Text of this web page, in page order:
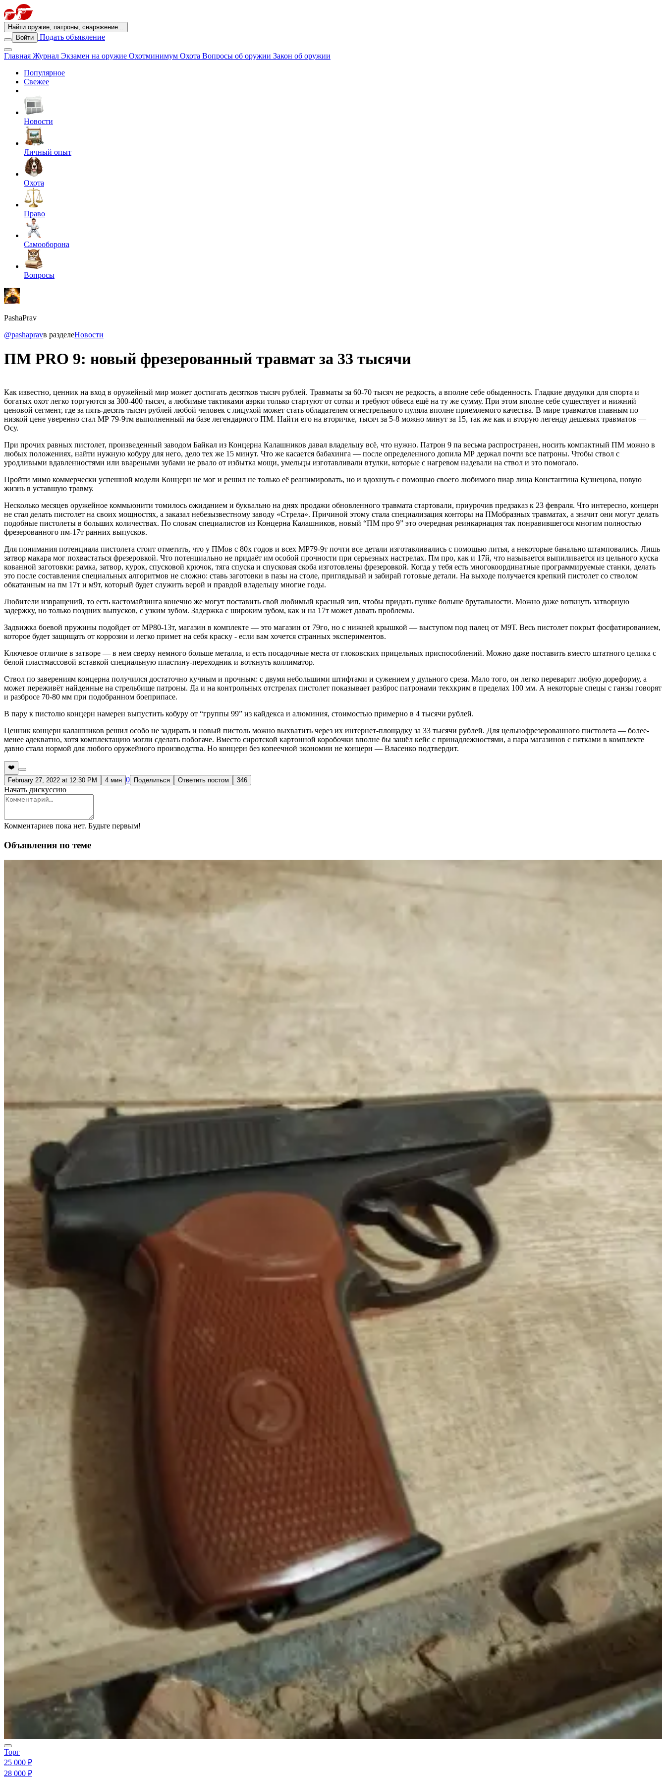
Найти оружие, патроны, снаряжение...
Войти
Подать объявление
Главная Журнал Экзамен на оружие Охотминимум Охота Вопросы об оружии Закон об оружии
Популярное
Свежее
Новости
Личный опыт
Охота
Право
Самооборона
Вопросы
PashaPrav
@pashapravв разделеНовости
ПМ PRO 9: новый фрезерованный травмат за 33 тысячи
Как известно, ценник на вход в оружейный мир может достигать десятков тысяч рублей. Травматы за 60-70 тысяч не редкость, а вполне себе обыденность. Гладкие двудулки для спорта и
богатых охот легко торгуются за 300-400 тысяч, а любимые тактиками аэрки только стартуют от сотки и требуют обвеса ещё на ту же сумму. При этом вполне себе существует и нижний
ценовой сегмент, где за пять-десять тысяч рублей любой человек с лицухой может стать обладателем огнестрельного пуляла вполне приемлемого качества. В мире травматов главным по
низкой цене уверенно стал МР 79-9тм выполненный на базе легендарного ПМ. Найти его на вторичке, тысяч за 5-8 можно минут за 15, так же как и вторую легенду дешевых травматов —
Осу.
При прочих равных пистолет, произведенный заводом Байкал из Концерна Калашников давал владельцу всё, что нужно. Патрон 9 па весьма распространен, носить компактный ПМ можно в
любых положениях, найти нужную кобуру для него, дело тех же 15 минут. Что же касается бабахинга — после определенного допила МР держал почти все патроны. Чтобы ствол с
уродливыми вдавленностями или ввареными зубами не рвало от избытка мощи, умельцы изготавливали втулки, которые с нагревом надевали на ствол и это помогало.
Пройти мимо коммерчески успешной модели Концерн не мог и решил не только её реанимировать, но и вдохнуть с помощью своего любимого пиар лица Константина Кузнецова, новую
жизнь в уставшую травму.
Несколько месяцев оружейное коммьюнити томилось ожиданием и буквально на днях продажи обновленного травмата стартовали, приурочив предзаказ к 23 февраля. Что интересно, концерн
не стал делать пистолет на своих мощностях, а заказал небезызвестному заводу «Стрела». Причиной этому стала специализация конторы на ПМобразных травматах, а значит они могут делать
подобные пистолеты в больших количествах. По словам специалистов из Концерна Калашников, новый “ПМ про 9” это очередная реинкарнация так понравившегося многим полностью
фрезерованного пм-17т ранних выпусков.
Для понимания потенциала пистолета стоит отметить, что у ПМов с 80х годов и всех МР79-9т почти все детали изготавливались с помощью литья, а некоторые банально штамповались. Лишь
затвор макара мог похвастаться фрезеровкой. Что потенциально не придаёт им особой прочности при серьезных настрелах. Пм про, как и 17й, что называется выпиливается из цельного куска
кованной заготовки: рамка, затвор, курок, спусковой крючок, тяга спуска и спусковая скоба изготовлены фрезеровкой. Когда у тебя есть многокоординатные программируемые станки, делать
это после составления специальных алгоритмов не сложно: ставь заготовки в пазы на столе, приглядывай и забирай готовые детали. На выходе получается крепкий пистолет со стволом
обкатанным на пм 17т и м9т, который будет служить верой и правдой владельцу многие годы.
Любители извращений, то есть кастомайзинга конечно же могут поставить свой любимый красный зип, чтобы придать пушке больше брутальности. Можно даже воткнуть затворную
задержку, но только поздних выпусков, с узким зубом. Задержка с широким зубом, как и на 17т может давать проблемы.
Задвижка боевой пружины подойдет от МР80-13т, магазин в комплекте — это магазин от 79го, но с нижней крышкой — выступом под палец от М9Т. Весь пистолет покрыт фосфатированием,
которое будет защищать от коррозии и легко примет на себя краску - если вам хочется странных экспериментов.
Ключевое отличие в затворе — в нем сверху немного больше металла, и есть посадочные места от глоковских прицельных приспособлений. Можно даже поставить вместо штатного целика с
белой пластмассовой вставкой специальную пластину-переходник и воткнуть коллиматор.
Ствол по заверениям концерна получился достаточно кучным и прочным: с двумя небольшими штифтами и сужением у дульного среза. Мало того, он легко переварит любую дореформу, а
может переживёт найденные на стрельбище патроны. Да и на контрольных отстрелах пистолет показывает разброс патронами текхкрим в пределах 100 мм. А некоторые спецы с ганзы говорят
и разбросе 70-80 мм при подобранном боеприпасе.
В пару к пистолю концерн намерен выпустить кобуру от “группы 99” из кайдекса и алюминия, стоимостью примерно в 4 тысячи рублей.
Ценник концерн калашников решил особо не задирать и новый пистоль можно выхватить через их интернет-площадку за 33 тысячи рублей. Для цельнофрезерованного пистолета — более-
менее адекватно, хотя комплектацию могли сделать побогаче. Вместо сиротской картонной коробочки вполне бы зашёл кейс с принадлежностями, а пара магазинов с пятками в комплекте
давно стала нормой для любого оружейного производства. Но концерн без копеечной экономии не концерн — Власенко подтвердит.
❤️
February 27, 2022 at 12:30 PM
4 мин 0 Поделиться Ответить постом 346
Начать дискуссию
Комментариев пока нет. Будьте первым!
Объявления по теме
Торг
25 000 ₽
28 000 ₽